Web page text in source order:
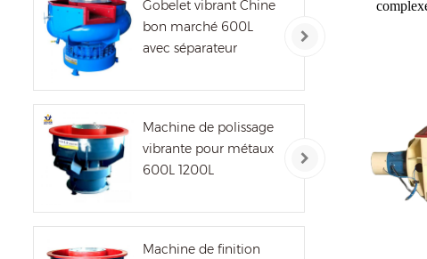
Gobelet vibrant Chine
bon marché 600L
avec séparateur
Machine de polissage
vibrante pour métaux
600L 1200L
Machine de finition